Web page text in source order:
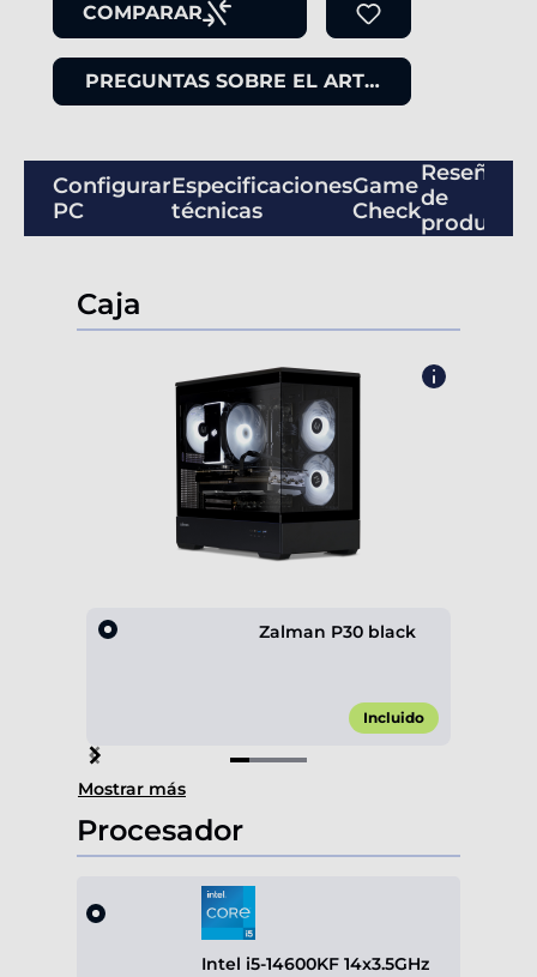
COMPARAR
PREGUNTAS SOBRE EL ARTÍCULO
Configurar
PC
Especificaciones
técnicas
Game
Check
Reseñas
de
productos
Caja
Zalman P30 black
Incluido
Item
1
of
4
Mostrar más
Procesador
Intel i5-14600KF 14x3.5GHz